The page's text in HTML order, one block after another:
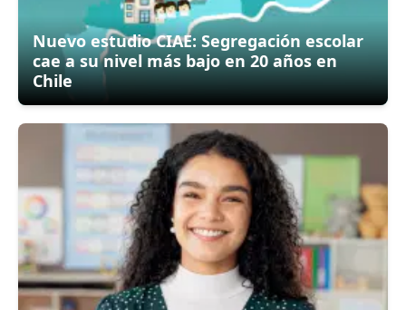
Nuevo estudio CIAE: Segregación escolar
cae a su nivel más bajo en 20 años en
Chile